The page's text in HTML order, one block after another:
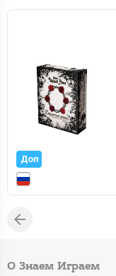
Доп
О Знаем Играем